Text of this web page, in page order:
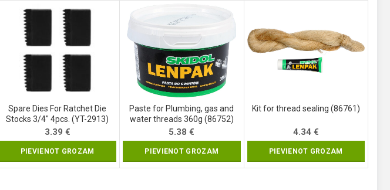
Spare Dies For Ratchet Die
Stocks 3/4″ 4pcs. (YT-2913)
3.39 €
PIEVIENOT GROZAM
Paste for Plumbing, gas and
water threads 360g (86752)
5.38€
PIEVIENOT GROZAM
Kit for thread sealing (86761)
4.34 €
PIEVIENOT GROZAM